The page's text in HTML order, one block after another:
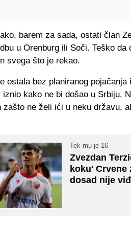
barem za sada, ostati član
u Orenburg ili Soči. Teško da
svega što je rekao.
ostala bez planiranog
iznio kako ne bi došao u Srbiju.
zašto ne želi ići u neku državu,
Tek mu je 16
Zvezdan
koku' Crvene
dosad nije